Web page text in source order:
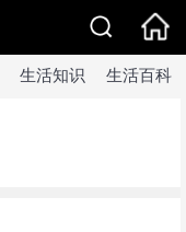
生活知识 生活百科